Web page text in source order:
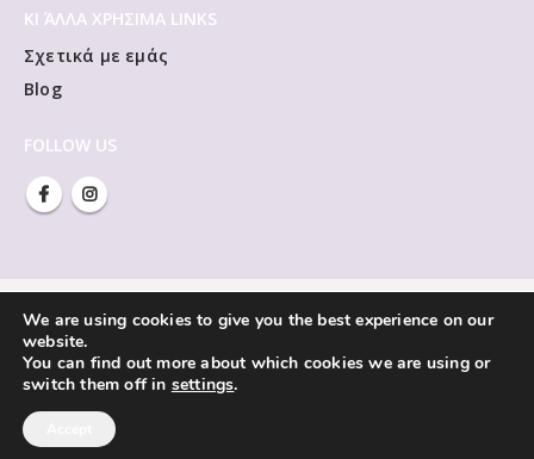
ΚΙ ΆΛΛΑ ΧΡΗΣΙΜΑ LINKS
Σχετικά με εμάς
Blog
FOLLOW US
Vivliorama © Copyright 2021. All Rights Reserved.
We are using cookies to give you the best experience on our
website.
You can find out more about which cookies we are using or
switch them off in settings.